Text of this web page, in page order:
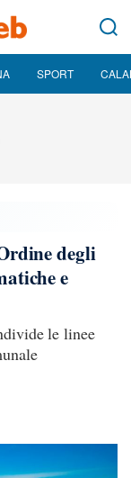
SPORT
degli
e
le linee